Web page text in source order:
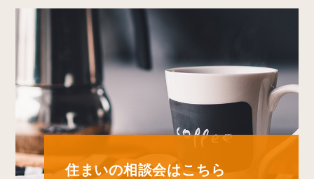
住まいの相談会はこちら